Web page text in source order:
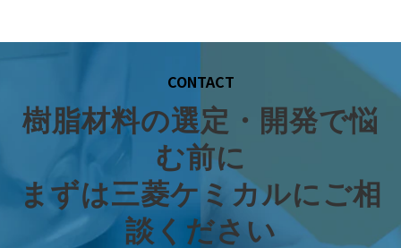
CONTACT
樹脂材料の選定・開発で悩
む前に
まずは三菱ケミカルにご相
談ください